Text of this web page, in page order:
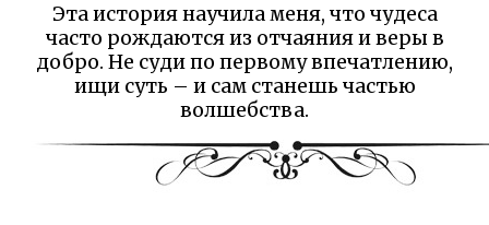
Эта история научила меня, что чудеса
часто рождаются из отчаяния и веры в
добро. Не суди по первому впечатлению,
ищи суть – и сам станешь частью
волшебства.